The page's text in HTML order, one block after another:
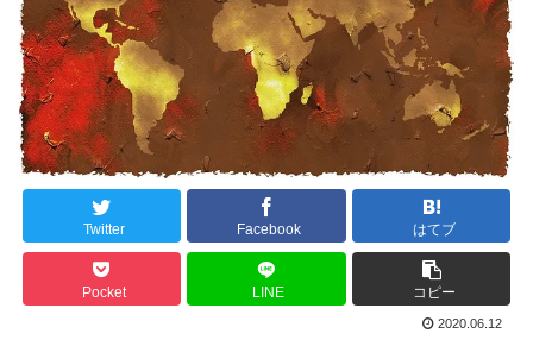
Twitter Facebook はてブ
Pocket LINE コピー
2020.06.12